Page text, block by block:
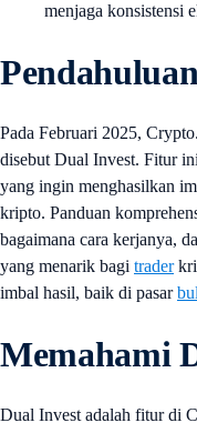
menjaga konsistensi
Pendahuluan
Pada Februari 2025,
disebut Dual Invest. Fitur
yang ingin menghasilkan
kripto. Panduan
bagaimana cara kerjanya,
yang menarik bagi trader
imbal hasil, baik di pasar
Memahami
Dual Invest adalah fitur di